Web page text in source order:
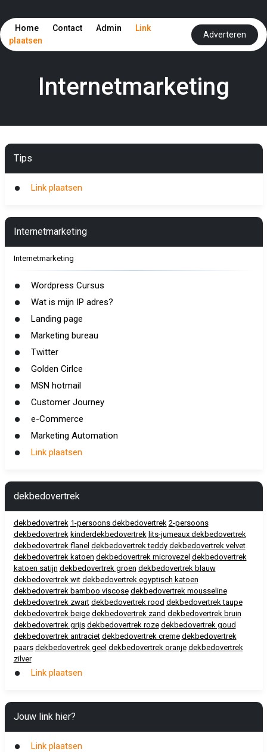
Home Contact Admin
Link
plaatsen
Adverteren
Internetmarketing
Tips
Link plaatsen
Internetmarketing
Internetmarketing
Wordpress Cursus
Wat is mijn IP adres?
Landing page
Marketing bureau
Twitter
Golden Cirlce
MSN hotmail
Customer Journey
e-Commerce
Marketing Automation
Link plaatsen
dekbedovertrek
dekbedovertrek 1-persoons dekbedovertrek 2-persoons
dekbedovertrek kinderdekbedovertrek lits-jumeaux dekbedovertrek
dekbedovertrek flanel dekbedovertrek teddy dekbedovertrek velvet
dekbedovertrek katoen dekbedovertrek microvezel dekbedovertrek
katoen satijn dekbedovertrek groen dekbedovertrek blauw
dekbedovertrek wit dekbedovertrek egyptisch katoen
dekbedovertrek bamboo viscose dekbedovertrek mousseline
dekbedovertrek zwart dekbedovertrek rood dekbedovertrek taupe
dekbedovertrek beige dekbedovertrek zand dekbedovertrek bruin
dekbedovertrek grijs dekbedovertrek roze dekbedovertrek goud
dekbedovertrek antraciet dekbedovertrek creme dekbedovertrek
paars dekbedovertrek geel dekbedovertrek oranje dekbedovertrek
zilver
Link plaatsen
Jouw link hier?
Link plaatsen